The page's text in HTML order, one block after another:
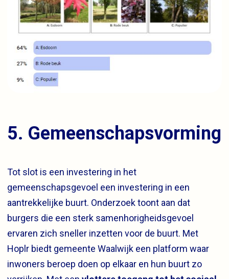
5. Gemeenschapsvorming
Tot slot is een investering in het
gemeenschapsgevoel een investering in een
aantrekkelijke buurt. Onderzoek toont aan dat
burgers die een sterk samenhorigheidsgevoel
ervaren zich sneller inzetten voor de buurt. Met
Hoplr biedt gemeente Waalwijk een platform waar
inwoners beroep doen op elkaar en hun buurt zo